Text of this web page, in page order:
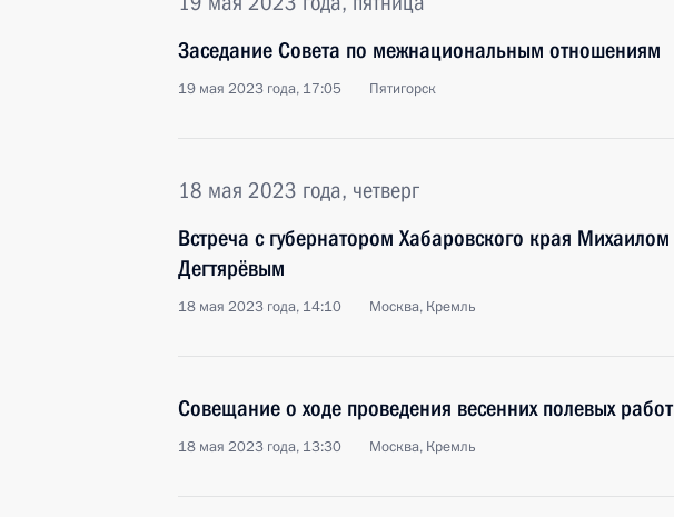
Заседание Совета по межнациональным отношениям
19 мая 2023 года, 17:05 Пятигорск
18 мая 2023 года, четверг
Встреча с губернатором Хабаровского края Михаилом
Дегтярёвым
18 мая 2023 года, 14:10 Москва, Кремль
Совещание о ходе проведения весенних полевых работ
18 мая 2023 года, 13:30 Москва, Кремль